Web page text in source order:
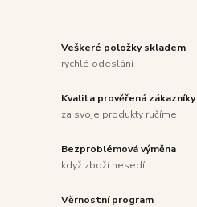
Veškeré položky skladem
rychlé odeslání
Kvalita prověřená zákazníky
za svoje produkty ručíme
Bezproblémová výměna
když zboží nesedí
Věrnostní program